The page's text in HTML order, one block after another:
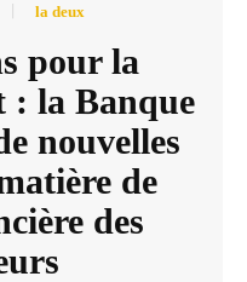
la deux
pour la
: la Banque
nouvelles
de
des